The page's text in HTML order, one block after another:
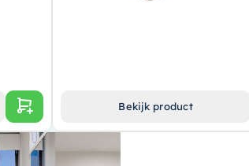
Bekijk product